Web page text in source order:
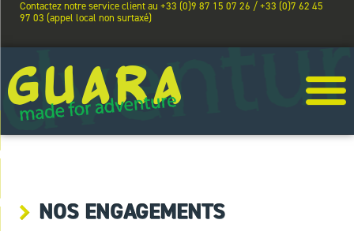
Contactez notre service client au +33 (0)9 87 15 07 26 / +33 (0)7 62 45
97 03 (appel local non surtaxé)
NOS ENGAGEMENTS